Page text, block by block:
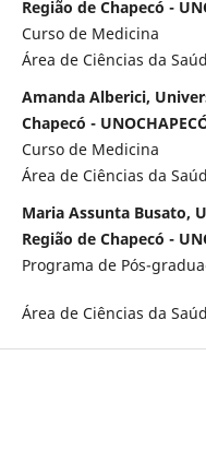
Região de Chapecó -
Curso de Medicina
Área de Ciências da
Amanda Alberici,
Chapecó -
Curso de Medicina
Área de Ciências da
Maria Assunta Busato,
Região de Chapecó -
Programa de Pós-
Área de Ciências da